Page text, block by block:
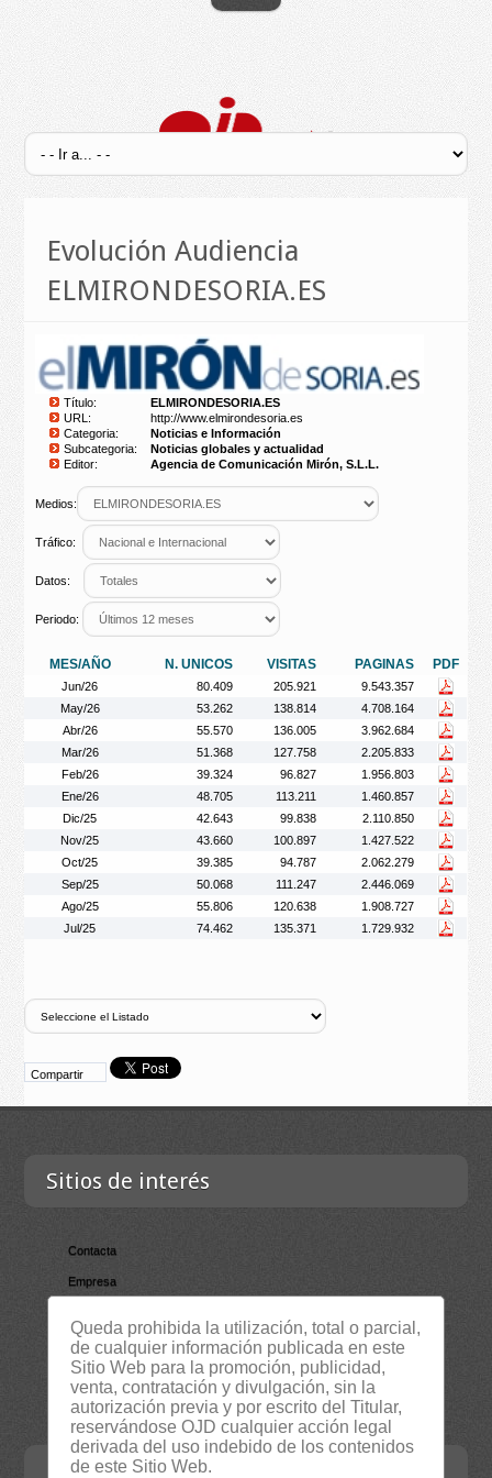
Evolución Audiencia
ELMIRONDESORIA.ES
Título:
ELMIRONDESORIA.ES
URL:
http://www.elmirondesoria.es
Categoria:
Noticias e Información
Subcategoria:
Noticias globales y actualidad
Editor:
Agencia de Comunicación Mirón, S.L.L.
Medios:
Tráfico:
Datos:
Periodo:
MES/AÑO N. UNICOS VISITAS PAGINAS PDF
Jun/26 80.409 205.921
9.543.357
May/26
53.262 138.814
4.708.164
Abr/26
55.570 136.005
3.962.684
Mar/26
51.368 127.758
2.205.833
Feb/26
39.324 96.827
1.956.803
Ene/26
48.705 113.211
1.460.857
Dic/25
42.643 99.838
2.110.850
Nov/25
43.660 100.897
1.427.522
Oct/25
39.385 94.787
2.062.279
Sep/25
50.068 111.247
2.446.069
Ago/25
55.806 120.638
1.908.727
Jul/25
74.462 135.371 1.729.932
Compartir
Sitios de interés
Contacta
Empresa
RSS
Servicios
Suscripción Newsletter
Contacta
Queda prohibida la utilización, total o parcial,
de cualquier información publicada en este
Sitio Web para la promoción, publicidad,
venta, contratación y divulgación, sin la
autorización previa y por escrito del Titular,
reservándose OJD cualquier acción legal
derivada del uso indebido de los contenidos
de este Sitio Web.